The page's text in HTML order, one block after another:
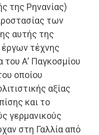
της Ρηνανίας)
των
αυτής της
τέχνης
του Α’ Παγκοσμίου
οποίου
αξίας
και το
γερμανικούς
στη Γαλλία από